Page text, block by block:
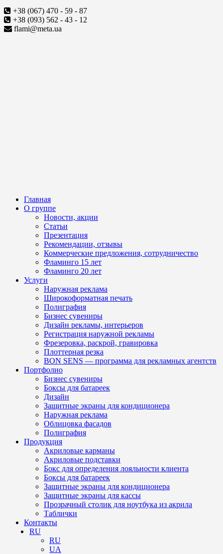
+38 (067) 470 - 59 - 87
+38 (093) 562 - 43 - 12
flami@meta.ua
Главная
О группе
Новости, акции
Статьи
Презентация
Рекомендации, отзывы
Коммерческие предложения, сотрудничество
Фламинго 15 лет
Фламинго 20 лет
Услуги
Наружная реклама
Широкоформатная печать
Полиграфия
Бизнес сувениры
Дизайн рекламы, интерьеров
Регистрация наружной рекламы
Фрезеровка, раскрой, гравировка
Плоттерная резка
BON SENS — программа для рекламных агентств
Портфолио
Бизнес сувениры
Боксы для батареек
Дизайн
Защитные экраны для кондиционера
Наружная реклама
Облицовка фасадов
Полиграфия
Продукция
Акриловые карманы
Акриловые подставки
Бокс для определения лояльности клиента
Боксы для батареек
Защитные экраны для кондиционера
Защитные экраны для кассы
Прозрачный столик для ноутбука из акрила
Таблички
Контакты
RU
RU
UA